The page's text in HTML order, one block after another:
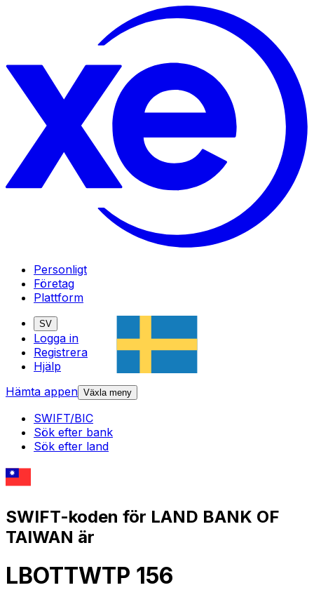
Personligt
Företag
Plattform
SV
Logga in
Registrera
Hjälp
Hämta appen Växla meny
SWIFT/BIC
Sök efter bank
Sök efter land
SWIFT-koden för LAND BANK OF
TAIWAN är
LBOTTWTP 156